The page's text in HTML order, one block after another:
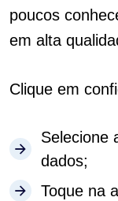
poucos
em alta
Clique em
Selecione
dados;
Toque na